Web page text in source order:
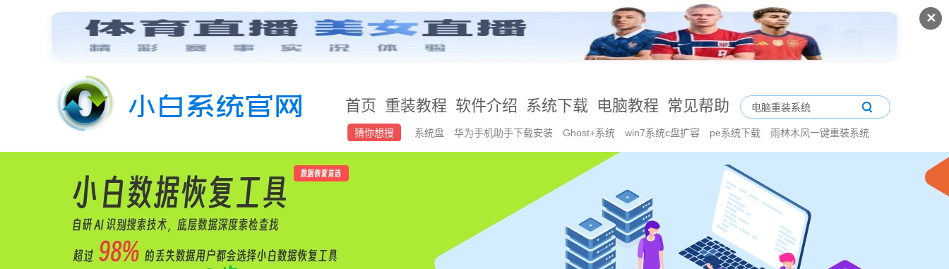
✕
首页 重装教程 软件介绍 系统下载 电脑教程 常见帮助
猜你想搜 系统盘 华为手机助手下载安装 Ghost+系统 win7系统c盘扩容 pe系统下载 雨林木风一键重装系统